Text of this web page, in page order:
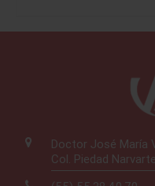
Doctor José María
Col. Piedad